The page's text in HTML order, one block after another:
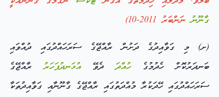
ގާނޫނުނަންބަރު 2011-10)
(ށ) މި ގަވާއިދުގެ ދަށުން ރާއްޖޭގެ ސަރަހައްދުގައި ދުއްވައި
ބަނދަރުކޮށް ހެދުމުގެހުއްދަދެވޭ އުޅަނދުފަހަރުރާއްޖޭގެ
ސަރަހައްދުގައި ހޭދަކުރާ މުއްދަތުގައި ރާއްޖޭގެ ގާނޫނާއި ގަވާއިދުތަކާ